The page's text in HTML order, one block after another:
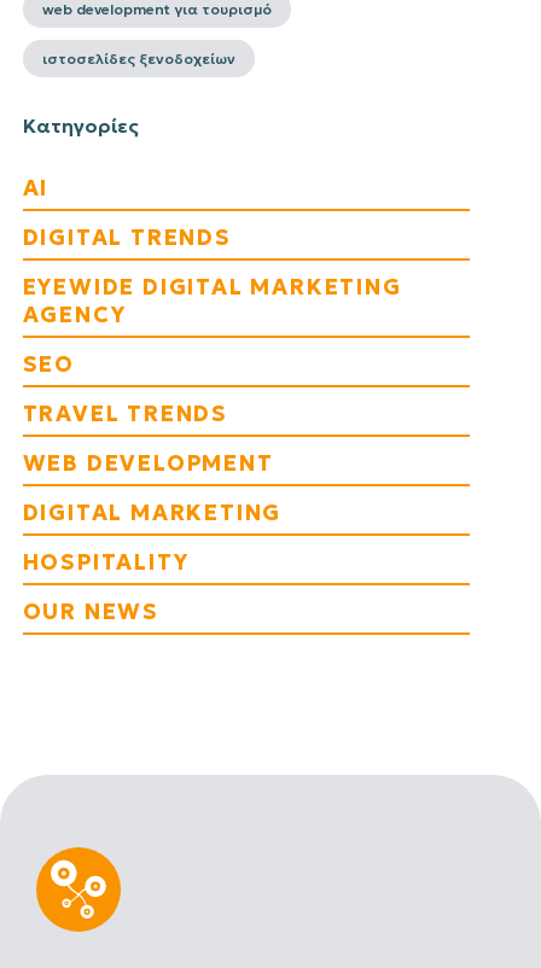
web development για τουρισμό
ιστοσελίδες ξενοδοχείων
Κατηγορίες
AI
DIGITAL TRENDS
EYEWIDE DIGITAL MARKETING
AGENCY
SEO
TRAVEL TRENDS
WEB DEVELOPMENT
DIGITAL MARKETING
HOSPITALITY
OUR NEWS